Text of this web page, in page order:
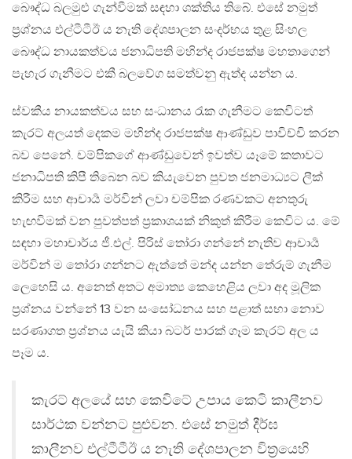
බෞද්ධ බලමුළු ගැන්වීමක් සඳහා ශක්තිය තිබේ. එසේ නමුත්
ප්‍රශ්නය එල්ටීටීඊ ය නැති දේශපාලන සංදර්භය තුළ සිංහල
බෞද්ධ නායකත්වය ජනාධිපති මහින්ද රාජපක්ෂ මහතාගෙන්
පැහැර ගැනීමට එකී බලවේග සමත්වනු ඇත්ද යන්න ය.
ස්වකීය නායකත්වය සහ සංධානය රැක ගැනීමට කෙවිටත්
කැරට් අලයත් දෙකම මහින්ද රාජපක්ෂ ආණ්ඩුව පාවිච්චි කරන
බව පෙනේ. චම්පිකගේ ආණ්ඩුවෙන් ඉවත්ව යෑමේ කතාවට
ජනාධිපති කිපී තිබෙන බව කියැවෙන පුවත ජනමාධ්‍යට ලීක්
කිරීම සහ ආචාර්‍ය මර්වින් ලවා චම්පික රණවකට අනතුරු
හැඟවිමක් වන පුවත්පත් ප්‍රකාශයක් නිකුත් කිරීම කෙවිට ය. මේ
සඳහා මහාචාර්ය ජී.එල්. පිරිස් තෝරා ගන්නේ නැතිව ආචාර්‍ය
මර්වින් ම තෝරා ගන්නට ඇත්තේ මන්ද යන්න තේරුම් ගැනීම
ලෙහෙසි ය. අනෙත් අතට අමාත්‍ය කෙහෙළිය ලවා අද මූලික
ප්‍රශ්නය වන්නේ 13 වන සංසෝධනය සහ පළාත් සභා නොව
සරණාගත ප්‍රශ්නය යැයි කියා බටර් පාරක් ගෑම කැරට් අල ය
පෑම ය.
කැරට් අලයේ සහ කෙවිටේ උපාය කෙටි කාලීනව
සාර්ථක වන්නට පුළුවන. එසේ නමුත් දීර්ඝ
කාලීනව එල්ටීටීඊ ය නැති දේශපාලන විත්‍රයෙහි